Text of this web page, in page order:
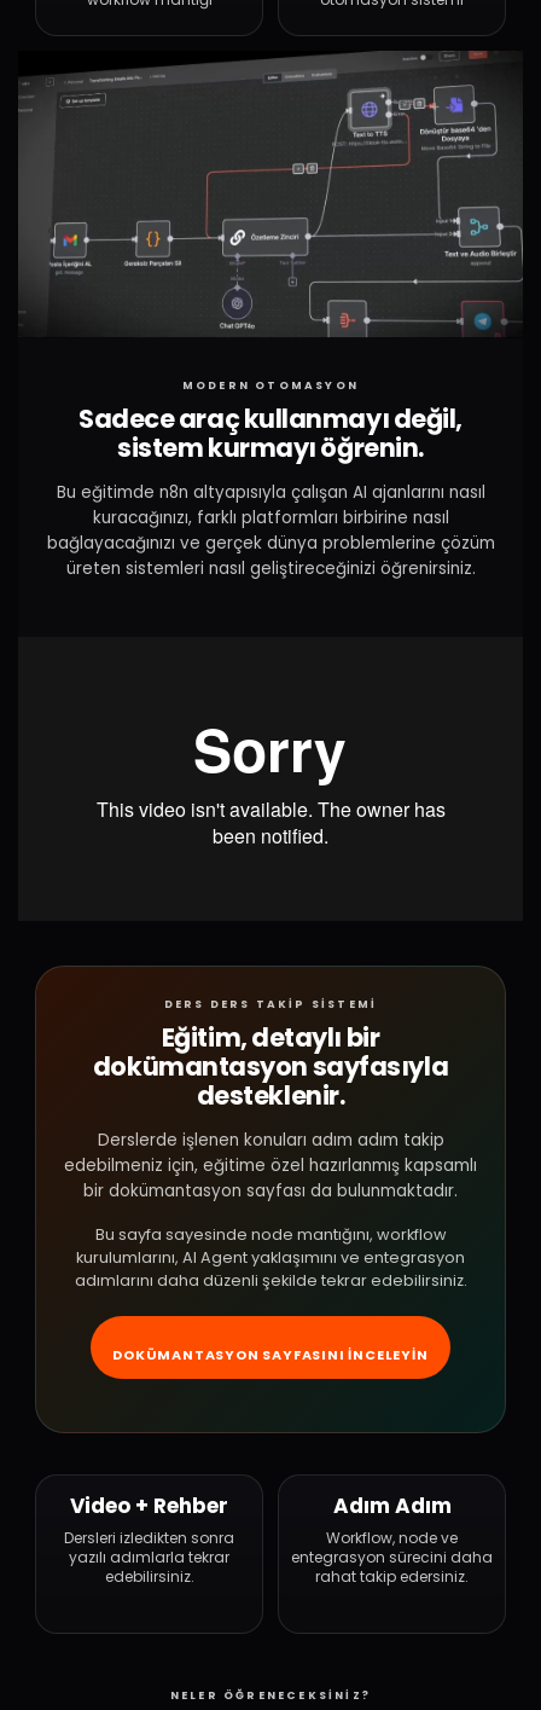
MODERN OTOMASYON
Sadece araç kullanmayı değil,
sistem kurmayı öğrenin.
Bu eğitimde n8n altyapısıyla çalışan AI ajanlarını nasıl
kuracağınızı, farklı platformları birbirine nasıl
bağlayacağınızı ve gerçek dünya problemlerine çözüm
üreten sistemleri nasıl geliştireceğinizi öğrenirsiniz.
DERS DERS TAKİP SİSTEMİ
Eğitim, detaylı bir
dokümantasyon sayfasıyla
desteklenir.
Derslerde işlenen konuları adım adım takip
edebilmeniz için, eğitime özel hazırlanmış kapsamlı
bir dokümantasyon sayfası da bulunmaktadır.
Bu sayfa sayesinde node mantığını, workflow
kurulumlarını, AI Agent yaklaşımını ve entegrasyon
adımlarını daha düzenli şekilde tekrar edebilirsiniz.
DOKÜMANTASYON SAYFASINI İNCELEYIN
Video + Rehber
Dersleri izledikten sonra
yazılı adımlarla tekrar
edebilirsiniz.
Adım Adım
Workflow, node ve
entegrasyon sürecini daha
rahat takip edersiniz.
NELER ÖĞRENECEKSİNİZ?